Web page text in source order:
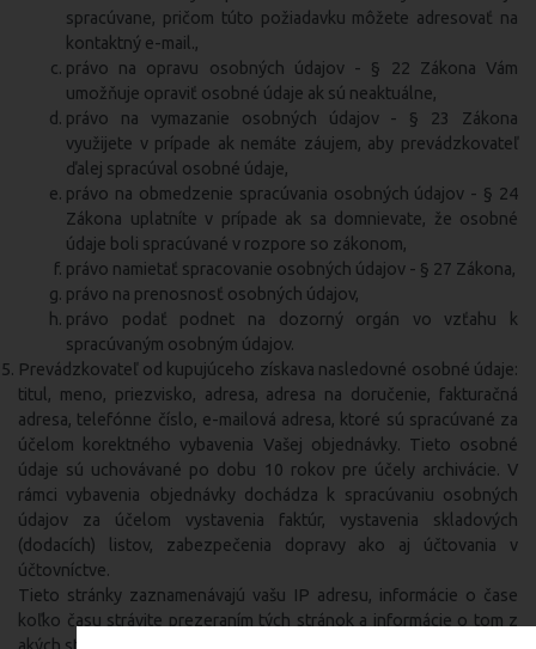
spracúvane, pričom túto požiadavku môžete adresovať na
kontaktný e-mail.,
právo na opravu osobných údajov - § 22 Zákona Vám
umožňuje opraviť osobné údaje ak sú neaktuálne,
právo na vymazanie osobných údajov - § 23 Zákona
využijete v prípade ak nemáte záujem, aby prevádzkovateľ
ďalej spracúval osobné údaje,
právo na obmedzenie spracúvania osobných údajov - § 24
Zákona uplatníte v prípade ak sa domnievate, že osobné
údaje boli spracúvané v rozpore so zákonom,
právo namietať spracovanie osobných údajov - § 27 Zákona,
právo na prenosnosť osobných údajov,
právo podať podnet na dozorný orgán vo vzťahu k
spracúvaným osobným údajov.
Prevádzkovateľ od kupujúceho získava nasledovné osobné údaje:
titul, meno, priezvisko, adresa, adresa na doručenie, fakturačná
adresa, telefónne číslo, e-mailová adresa, ktoré sú spracúvané za
účelom korektného vybavenia Vašej objednávky. Tieto osobné
údaje sú uchovávané po dobu 10 rokov pre účely archivácie. V
rámci vybavenia objednávky dochádza k spracúvaniu osobných
údajov za účelom vystavenia faktúr, vystavenia skladových
(dodacích) listov, zabezpečenia dopravy ako aj účtovania v
účtovníctve.
Tieto stránky zaznamenávajú vašu IP adresu, informácie o čase
koľko času strávite prezeraním tých stránok a informácie o tom z
akých stránok k nám prichádzate. Cookies sú textové súbory, ktoré